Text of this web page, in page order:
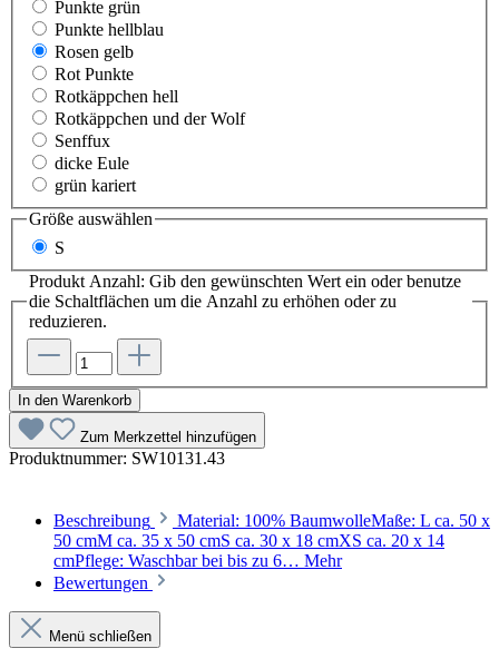
Punkte grün
Punkte hellblau
Rosen gelb
Rot Punkte
Rotkäppchen hell
Rotkäppchen und der Wolf
Senffux
dicke Eule
grün kariert
Größe auswählen
S
Produkt Anzahl: Gib den gewünschten Wert ein oder benutze
die Schaltflächen um die Anzahl zu erhöhen oder zu
reduzieren.
In den Warenkorb
Zum Merkzettel hinzufügen
Produktnummer: SW10131.43
Beschreibung
Material: 100% BaumwolleMaße: L ca. 50 x
50 cmM ca. 35 x 50 cmS ca. 30 x 18 cmXS ca. 20 x 14
cmPflege: Waschbar bei bis zu 6… Mehr
Bewertungen
Menü schließen